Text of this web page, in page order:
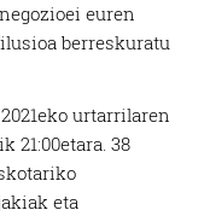
euren
berreskuratu
urtarrilaren
21:00etara. 38
eta